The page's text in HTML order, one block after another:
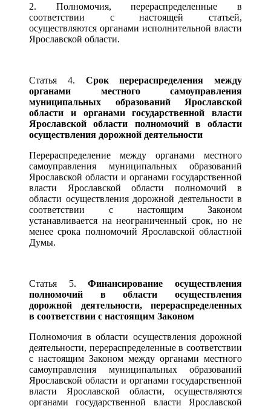
2. Полномочия, перераспределенные в
соответствии с настоящей статьей,
осуществляются органами исполнительной власти
Ярославской области.
Статья 4. Срок перераспределения между
органами местного самоуправления
муниципальных образований Ярославской
области и органами государственной власти
Ярославской области полномочий в области
осуществления дорожной деятельности
Перераспределение между органами местного
самоуправления муниципальных образований
Ярославской области и органами государственной
власти Ярославской области полномочий в
области осуществления дорожной деятельности в
соответствии с настоящим Законом
устанавливается на неограниченный срок, но не
менее срока полномочий Ярославской областной
Думы.
Статья 5.Финансирование осуществления
полномочий в области осуществления
дорожной деятельности, перераспределенных
в соответствии с настоящим Законом
Полномочия в области осуществления дорожной
деятельности, перераспределенные в соответствии
с настоящим Законом между органами местного
самоуправления муниципальных образований
Ярославской области и органами государственной
власти Ярославской области, осуществляются
органами государственной власти Ярославской